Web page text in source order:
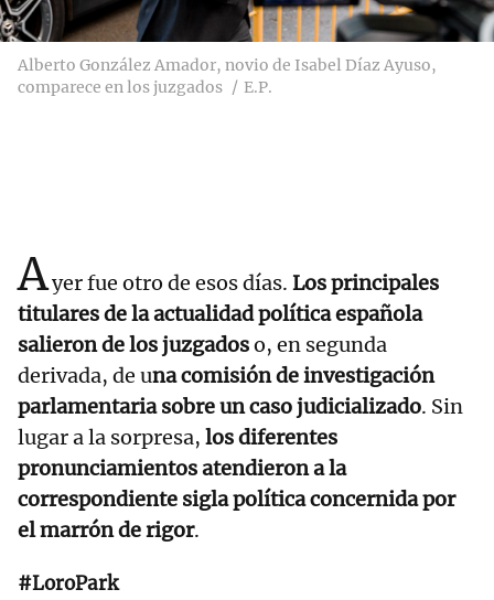
Alberto González Amador, novio de Isabel Díaz Ayuso,
comparece en los juzgados
E.P.
Ayer fue otro de esos días. Los principales
titulares de la actualidad política española
salieron de los juzgadoso, en segunda
derivada, de una comisión de investigación
parlamentaria sobre un caso judicializado. Sin
lugar a la sorpresa, los diferentes
pronunciamientos atendieron a la
correspondiente sigla política concernida por
el marrón de rigor.
#LoroPark